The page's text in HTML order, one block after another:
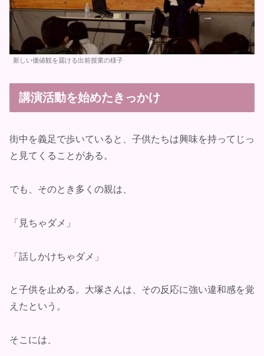
新しい価値観を届ける出前授業の様子
講演活動を始めたきっかけ
街中を義足で歩いていると、子供たちは興味を持ってじっ
と見てくることがある。
でも、そのとき多くの親は、
「見ちゃダメ」
「話しかけちゃダメ」
と子供を止める。大塚さんは、その反応に強い違和感を覚
えたという。
そこには、